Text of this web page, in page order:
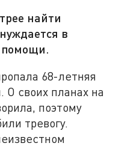
найти
в
помощи.
68-летняя
О своих планах на
поэтому
тревогу.